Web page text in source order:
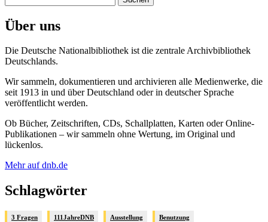
nach:
Über uns
Die Deutsche Nationalbibliothek ist die zentrale Archivbibliothek
Deutschlands.
Wir sammeln, dokumentieren und archivieren alle Medienwerke, die
seit 1913 in und über Deutschland oder in deutscher Sprache
veröffentlicht werden.
Ob Bücher, Zeitschriften, CDs, Schallplatten, Karten oder Online-
Publikationen – wir sammeln ohne Wertung, im Original und
lückenlos.
Mehr auf dnb.de
Schlagwörter
3 Fragen 111JahreDNB Ausstellung Benutzung